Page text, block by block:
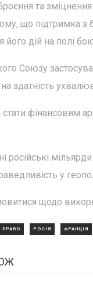
та
що підтримка з
його дій на полі
Союзу
здатність
фінансовим
російські
у
щодо
ПРАВО РОСІЯ ФРАНЦІЯ